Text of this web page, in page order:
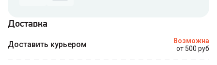
связаться с вами
Доставка
Доставить курьером
Возможна
от 500 руб